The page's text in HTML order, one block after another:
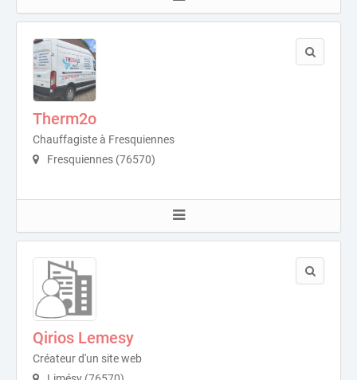
Therm2o
Chauffagiste à Fresquiennes
Fresquiennes (76570)
Qirios Lemesy
Créateur d'un site web